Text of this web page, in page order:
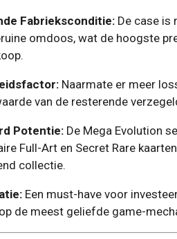
Fabrieksconditie:De case is
omdoos, wat de hoogste
Naarmate er meer
van de resterende
Potentie:De Mega Evolution
Full-Art en Secret Rare
collectie.
Een must-have voor
de meest geliefde game-